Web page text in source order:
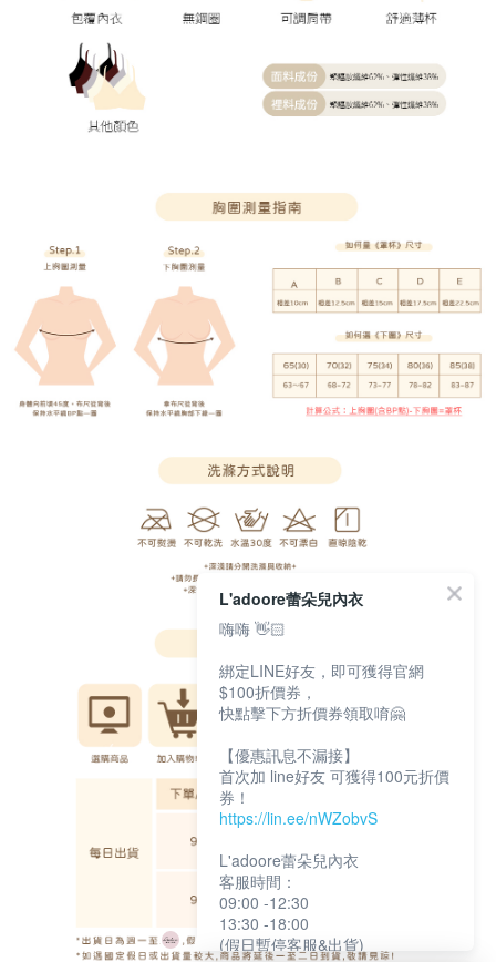
L'adoore蕾朵兒內衣
嗨嗨 👋🏻
綁定LINE好友，即可獲得官網
$100折價券，
快點擊下方折價券領取唷🤗
【優惠訊息不漏接】
首次加 line好友 可獲得100元折價
券！
https://lin.ee/nWZobvS
L'adoore蕾朵兒內衣
客服時間：
09:00 -12:30
13:30 -18:00
(假日暫停客服&出貨)